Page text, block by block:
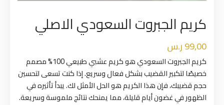
كريم الجبروت السعودي الاصلي
99,00ر.س
كريم الجبروت السعودي هو كريم عشبي طبيعي 100% مصمم
خصيصًا لتكبير القضيب بشكل فعال وسريع. إذا كنت تسعى لتحسين
حجم قضيبك، فإن هذا الكريم هو الحل الأمثل لك. يبدأ تأثيره في
الظهور في غضون أيام قليلة، مما يمنحك نتائج ملموسة وسريعة.